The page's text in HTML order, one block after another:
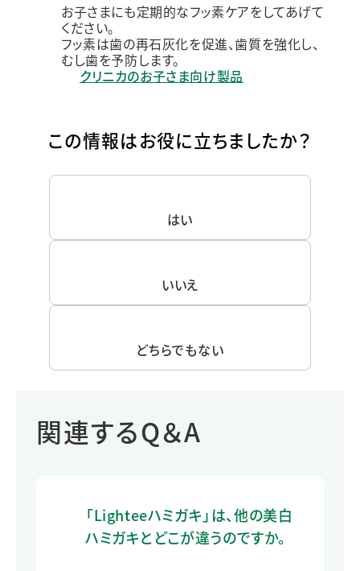
お子さまにも定期的なフッ素ケアをしてあげて
ください。
フッ素は歯の再石灰化を促進、歯質を強化し、
むし歯を予防します。
クリニカのお子さま向け製品
この情報はお役に立ちましたか？
はい
いいえ
どちらでもない
関連するQ＆A
「Lighteeハミガキ」は、他の美白
ハミガキとどこが違うのですか。